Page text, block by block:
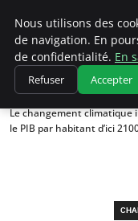
Accueil
Changements
Le changement climatique
le PIB par habitant d’ici
Nous utilisons des
de navigation. En
de confidentialité. En
Refuser Accepter